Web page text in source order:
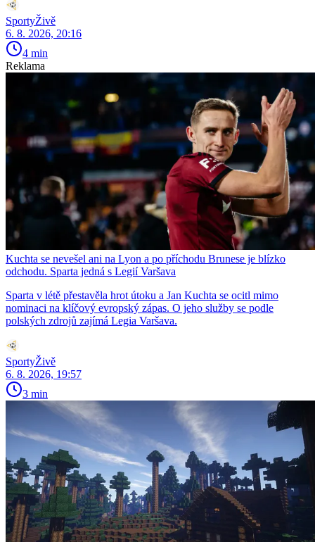
SportyŽivě
6. 8. 2026, 20:16
4 min
Reklama
Kuchta se nevešel ani na Lyon a po příchodu Brunese je blízko
odchodu. Sparta jedná s Legií Varšava
Sparta v létě přestavěla hrot útoku a Jan Kuchta se ocitl mimo
nominaci na klíčový evropský zápas. O jeho služby se podle
polských zdrojů zajímá Legia Varšava.
SportyŽivě
6. 8. 2026, 19:57
3 min